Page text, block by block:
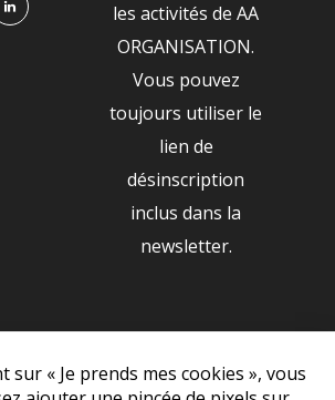
sur « Je prends mes cookies », vous
les activités de AA
ORGANISATION.
Vous pouvez
toujours utiliser le
lien de
désinscription
inclus dans la
newsletter.
NOS PARTENAIRES
|